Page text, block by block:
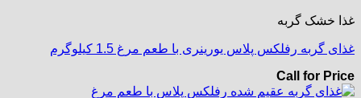
غذا خشک گربه
غذای گربه رفلکس پلاس یورینری با طعم مرغ 1.5 کیلوگرم
Call for Price